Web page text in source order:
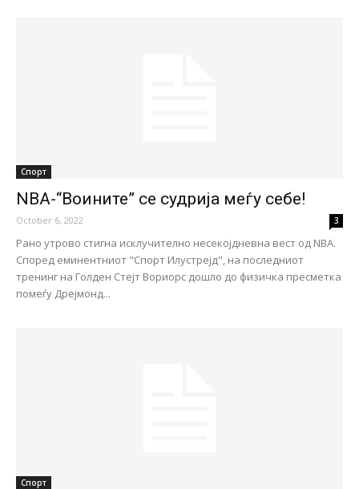
Спорт
NBA-“Воините” се судрија меѓу себе!
October 6, 2022 3
Рано утрово стигна исклучително несекојдневна вест од NBA.
Според еминентниот "Спорт Илустрејд", на последниот
тренинг на Голден Стејт Вориорс дошло до физичка пресметка
помеѓу Дрејмонд...
Спорт